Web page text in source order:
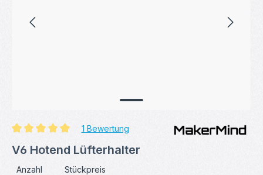
1 Bewertung
V6 Hotend Lüfterhalter
Anzahl Stückpreis